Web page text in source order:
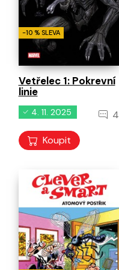
-10 % SLEVA
Vetřelec 1: Pokrevní
linie
4. 11. 2025 4
Koupit